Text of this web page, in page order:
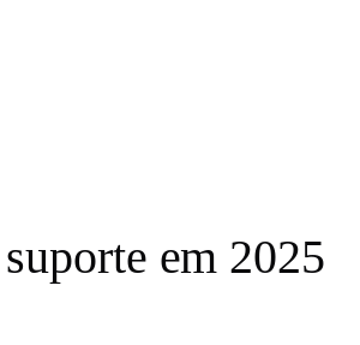
em 2025